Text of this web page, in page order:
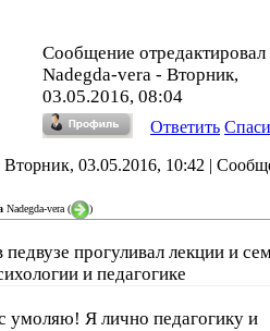
Сообщение отредактировал
Nadegda-vera - Вторник,
03.05.2016, 08:04
Ответить
Вторник, 03.05.2016, 10:42 |
Nadegda-vera ( )
педвузе прогуливал лекции и
и педагогике
умоляю! Я лично педагогику и